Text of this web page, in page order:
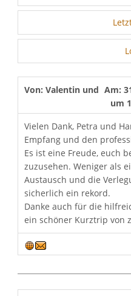
Von: Valentin und Agnes
Am:
um
Vielen Dank, Petra und
Empfang und den
Es ist eine Freude, euch
zuzusehen. Weniger als
Austausch und die
sicherlich ein rekord.
Danke auch für die
ein schöner Kurztrip von